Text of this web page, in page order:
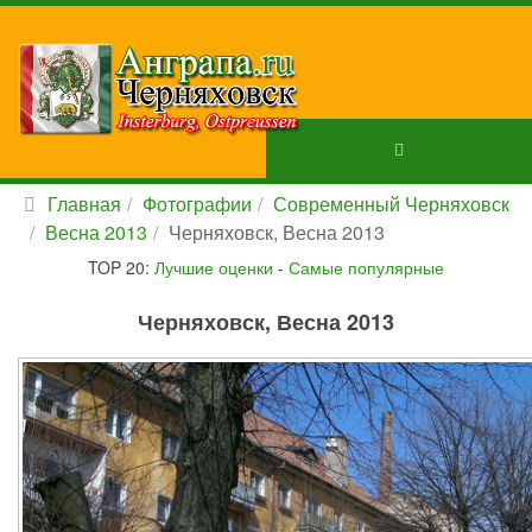
Главная Фотографии
Современный Черняховск
Весна 2013
Черняховск, Весна 2013
TOP 20: Лучшие оценки - Самые популярные
Черняховск, Весна 2013